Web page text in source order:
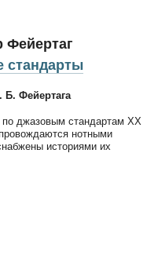
Фейертаг
стандарты
Б. Фейертага
по джазовым стандартам ХХ
нотными
историями их